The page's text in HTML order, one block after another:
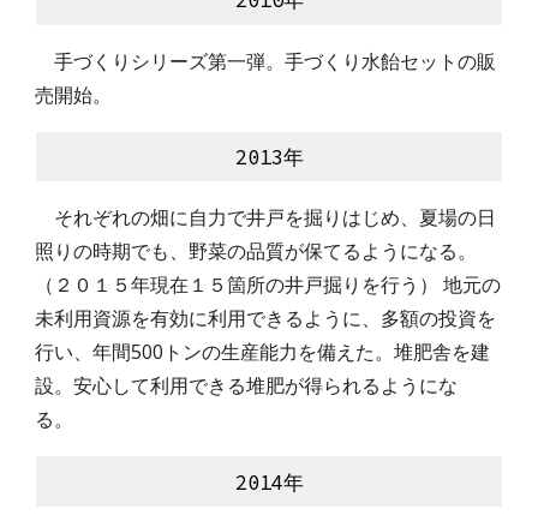
手づくりシリーズ第一弾。手づくり水飴セットの販
売開始。
2013年
それぞれの畑に自力で井戸を掘りはじめ、夏場の日
照りの時期でも、野菜の品質が保てるようになる。
（２０１５年現在１５箇所の井戸掘りを行う） 地元の
未利用資源を有効に利用できるように、多額の投資を
行い、年間500トンの生産能力を備えた。堆肥舎を建
設。安心して利用できる堆肥が得られるようにな
る。
2014年